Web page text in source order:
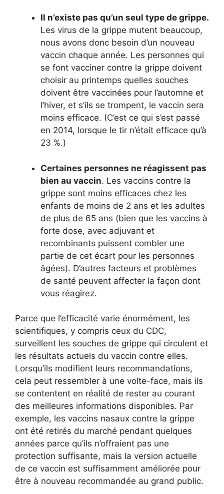
Il n’existe pas qu’un seul type de grippe.
Les virus de la grippe mutent beaucoup,
nous avons donc besoin d’un nouveau
vaccin chaque année. Les personnes qui
se font vacciner contre la grippe doivent
choisir au printemps quelles souches
doivent être vaccinées pour l’automne et
l’hiver, et s’ils se trompent, le vaccin sera
moins efficace. (C’est ce qui s’est passé
en 2014, lorsque le tir n’était efficace qu’à
23 %.)
Certaines personnes ne réagissent pas
bien au vaccin. Les vaccins contre la
grippe sont moins efficaces chez les
enfants de moins de 2 ans et les adultes
de plus de 65 ans (bien que les vaccins à
forte dose, avec adjuvant et
recombinants puissent combler une
partie de cet écart pour les personnes
âgées). D’autres facteurs et problèmes
de santé peuvent affecter la façon dont
vous réagirez.
Parce que l’efficacité varie énormément, les
scientifiques, y compris ceux du CDC,
surveillent les souches de grippe qui circulent et
les résultats actuels du vaccin contre elles.
Lorsqu’ils modifient leurs recommandations,
cela peut ressembler à une volte-face, mais ils
se contentent en réalité de rester au courant
des meilleures informations disponibles. Par
exemple, les vaccins nasaux contre la grippe
ont été retirés du marché pendant quelques
années parce qu’ils n’offraient pas une
protection suffisante, mais la version actuelle
de ce vaccin est suffisamment améliorée pour
être à nouveau recommandée au grand public.